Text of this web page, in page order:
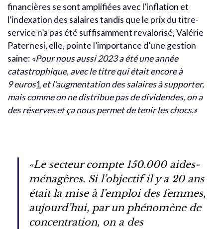
financières se sont amplifiées avec l’inflation et
l’indexation des salaires tandis que le prix du titre-
service n’a pas été suffisamment revalorisé, Valérie
Paternesi, elle, pointe l’importance d’une gestion
saine: «Pour nous aussi 2023 a été une année
catastrophique, avec le titre qui était encore à
9 euros1et l’augmentation des salaires à supporter,
mais comme on ne distribue pas de dividendes, on a
des réserves et ça nous permet de tenir les chocs.»
«Le secteur compte 150.000 aides-
ménagères. Si l’objectif il y a 20 ans
était la mise à l’emploi des femmes,
aujourd’hui, par un phénomène de
concentration, on a des